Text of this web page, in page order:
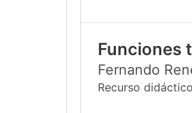
Funciones
Fernando
Recurso didáctico